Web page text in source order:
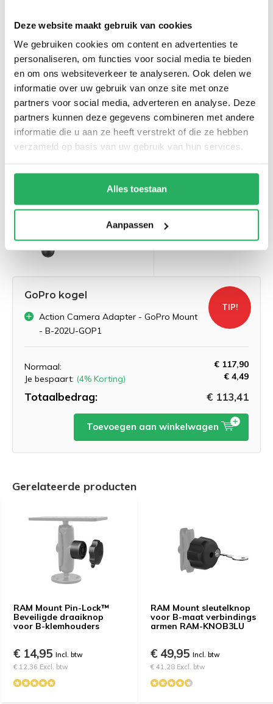
Deze website maakt gebruik van cookies
We gebruiken cookies om content en advertenties te
personaliseren, om functies voor social media te bieden
en om ons websiteverkeer te analyseren. Ook delen we
informatie over uw gebruik van onze site met onze
partners voor social media, adverteren en analyse. Deze
partners kunnen deze gegevens combineren met andere
informatie die u aan ze heeft verstrekt of die ze hebben
verzameld op basis van uw gebruik van hun services.
Alles toestaan
Aanpassen
Toevoegen aan winkelwagen
RAM Mount Torque™ 3/8" - 5/8"
Diameter Mini Rail Base with 1"
Ball and X-Grip® for 7-8" Tablets
Mount - B-202U-GOP1
GoPro kogel
Action Camera Adapter - GoPro Mount
- B-202U-GOP1
Normaal:
€ 117,90
Je bespaart: (4% Korting) € 4,49
Totaalbedrag: € 113,41
TIP!
Toevoegen aan winkelwagen
Gerelateerde producten
RAM Mount Pin-Lock™
Beveiligde draaiknop
voor B-klemhouders
€ 14,95 Incl. btw
€ 12,36 Excl. btw
RAM Mount sleutelknop
voor B-maat verbindings
armen RAM-KNOB3LU
€ 49,95 Incl. btw
€ 41,28 Excl. btw